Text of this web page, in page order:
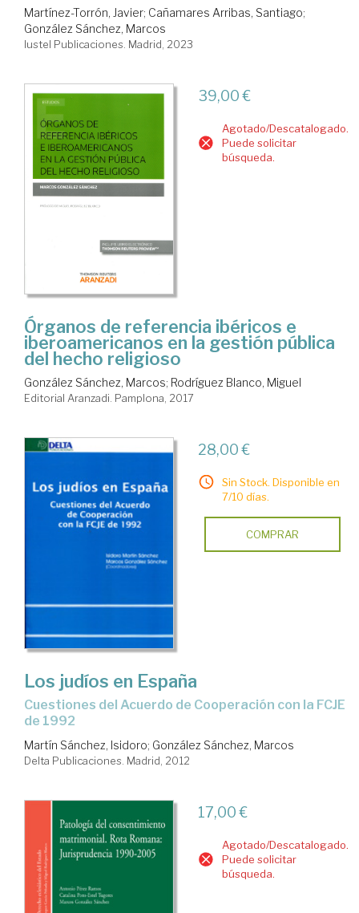
Martínez-Torrón, Javier; Cañamares Arribas, Santiago;
González Sánchez, Marcos
Iustel Publicaciones. Madrid, 2023
39,00 €
Agotado/Descatalogado.
Puede solicitar
búsqueda.
Órganos de referencia ibéricos e
iberoamericanos en la gestión pública
del hecho religioso
González Sánchez, Marcos; Rodríguez Blanco, Miguel
Editorial Aranzadi. Pamplona, 2017
28,00 €
Sin Stock. Disponible en
7/10 días.
COMPRAR
Los judíos en España
cuestiones del Acuerdo de Cooperación con la FCJE
de 1992
Martín Sánchez, Isidoro; González Sánchez, Marcos
Delta Publicaciones. Madrid, 2012
17,00 €
Agotado/Descatalogado.
Puede solicitar
búsqueda.